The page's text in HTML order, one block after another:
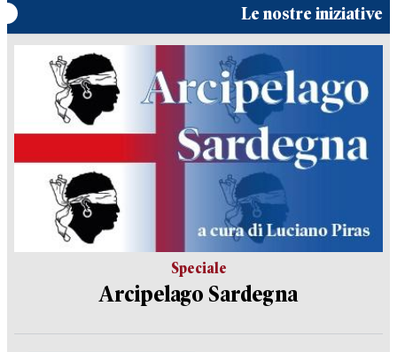
Le nostre iniziative
Speciale
Arcipelago Sardegna